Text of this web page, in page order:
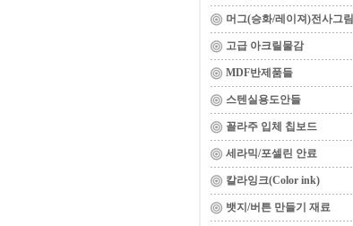
머그(승화/레이져)전사그림
고급 아크릴물감
MDF반제품들
스텐실용도안들
꼴라주 입체 칩보드
세라믹/포셀린 안료
칼라잉크(Color ink)
뱃지/버튼 만들기 재료